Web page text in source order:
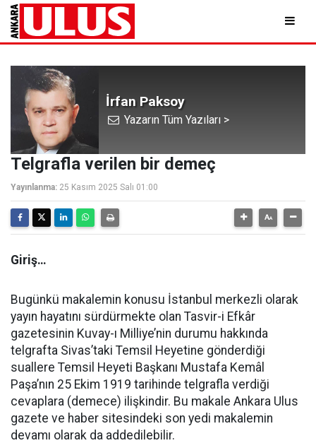
İrfan Paksoy
Yazarın Tüm Yazıları >
Telgrafla verilen bir demeç
Yayınlanma: 25 Kasım 2025 Salı 01:00
Giriş…
Bugünkü makalemin konusu İstanbul merkezli olarak
yayın hayatını sürdürmekte olan Tasvir-i Efkâr
gazetesinin Kuvay-ı Milliye’nin durumu hakkında
telgrafta Sivas’taki Temsil Heyetine gönderdiği
suallere Temsil Heyeti Başkanı Mustafa Kemâl
Paşa’nın 25 Ekim 1919 tarihinde telgrafla verdiği
cevaplara (demece) ilişkindir. Bu makale Ankara Ulus
gazete ve haber sitesindeki son yedi makalemin
devamı olarak da addedilebilir.